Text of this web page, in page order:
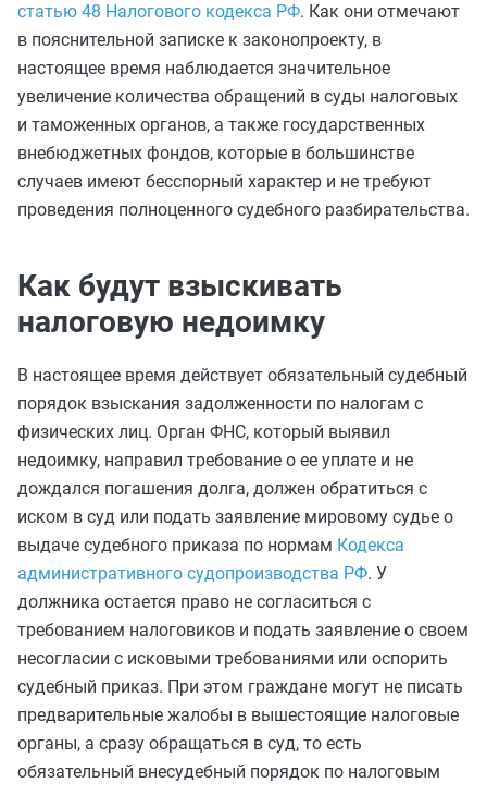
статью 48 Налогового кодекса РФ. Как они отмечают
в пояснительной записке к законопроекту, в
настоящее время наблюдается значительное
увеличение количества обращений в суды налоговых
и таможенных органов, а также государственных
внебюджетных фондов, которые в большинстве
случаев имеют бесспорный характер и не требуют
проведения полноценного судебного разбирательства.
Как будут взыскивать
налоговую недоимку
В настоящее время действует обязательный судебный
порядок взыскания задолженности по налогам с
физических лиц. Орган ФНС, который выявил
недоимку, направил требование о ее уплате и не
дождался погашения долга, должен обратиться с
иском в суд или подать заявление мировому судье о
выдаче судебного приказа по нормам Кодекса
административного судопроизводства РФ. У
должника остается право не согласиться с
требованием налоговиков и подать заявление о своем
несогласии с исковыми требованиями или оспорить
судебный приказ. При этом граждане могут не писать
предварительные жалобы в вышестоящие налоговые
органы, а сразу обращаться в суд, то есть
обязательный внесудебный порядок по налоговым